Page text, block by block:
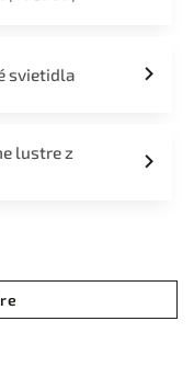
svietidla
lustre z